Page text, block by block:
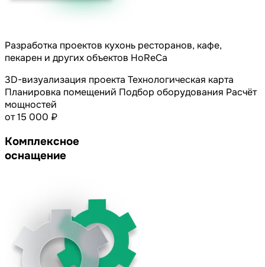
Разработка проектов кухонь ресторанов, кафе,
пекарен и других объектов HoReCa
3D-визуализация проекта Технологическая карта
Планировка помещений Подбор оборудования Расчёт
мощностей
от 15 000 ₽
Комплексное
оснащение